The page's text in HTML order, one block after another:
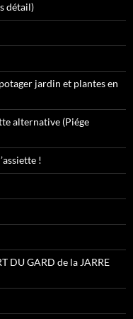
détail)
jardin et plantes en
alternative (Piége
!
DU GARD de la JARRE